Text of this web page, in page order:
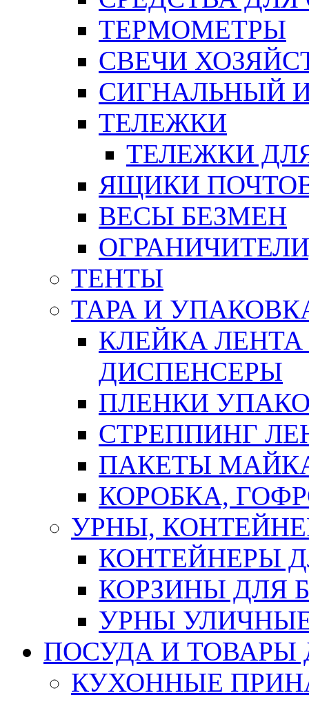
ТЕРМОМЕТРЫ
СВЕЧИ
СИГНАЛЬНЫЙ
ТЕЛЕЖКИ
ТЕЛЕЖКИ
ЯЩИКИ
ВЕСЫ БЕЗМЕН
ТЕНТЫ
ТАРА И
КЛЕЙКА
ДИСПЕНСЕРЫ
ПЛЕНКИ
СТРЕППИНГ
ПАКЕТЫ
КОРОБКА,
УРНЫ,
КОНТЕЙНЕРЫ
КОРЗИНЫ ДЛЯ
УРНЫ
ПОСУДА И ТОВАРЫ
КУХОННЫЕ